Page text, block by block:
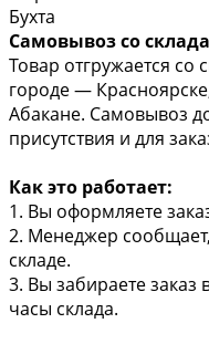
Бухта
Самовывоз со склада
Товар отгружается
городе —
Абакане. Самовывоз
присутствия и для
Как это работает:
1. Вы оформляете
2. Менеджер
складе.
3. Вы забираете
часы склада.